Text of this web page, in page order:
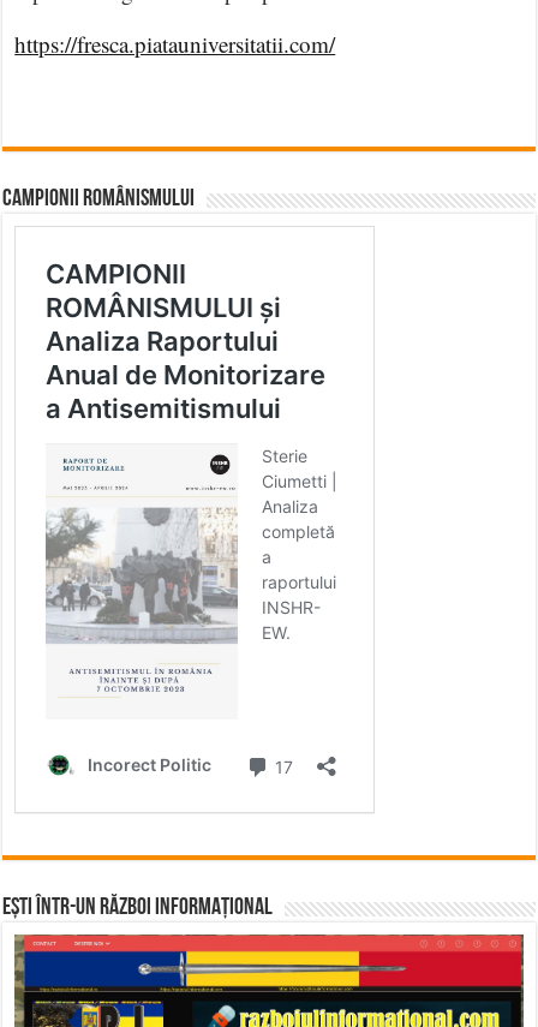
https://fresca.piatauniversitatii.com/
CAMPIONII ROMÂNISMULUI
Ești într-un RĂZBOI INFORMAȚIONAL